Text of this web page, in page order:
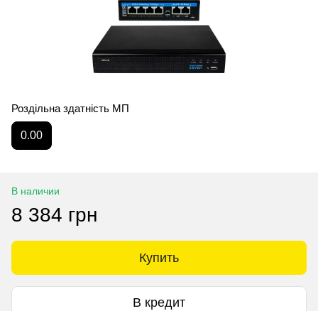
Роздільна здатність МП
0.00
В наличии
8 384 грн
Купить
В кредит